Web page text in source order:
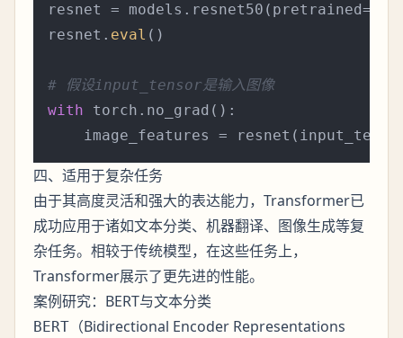
resnet = models.resnet50(pretrained=
resnet. eval ()
# 假设input_tensor是输入图像
with torch.no_grad():
四、适用于复杂任务
由于其高度灵活和强大的表达能力，Transformer已
成功应用于诸如文本分类、机器翻译、图像生成等复
杂任务。相较于传统模型，在这些任务上，
Transformer展示了更先进的性能。
案例研究：BERT与文本分类
BERT （Bidirectional Encoder Representations